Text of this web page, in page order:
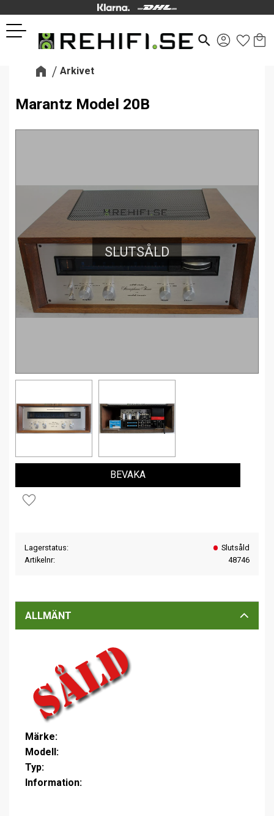
Meny
search
Arkivet
Marantz Model 20B
SLUTSÅLD
Lägg till i favoriter
BEVAKA
Lagerstatus
Slutsåld
Artikelnr
48746
ALLMÄNT
Märke:
Modell:
Typ:
Information: